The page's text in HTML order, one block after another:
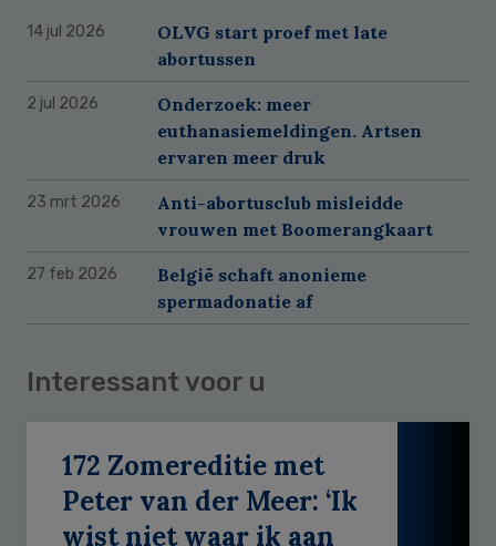
14 jul 2026
OLVG start proef met late
abortussen
2 jul 2026
Onderzoek: meer
euthanasiemeldingen. Artsen
ervaren meer druk
23 mrt 2026
Anti-abortusclub misleidde
vrouwen met Boomerangkaart
27 feb 2026
België schaft anonieme
spermadonatie af
Interessant voor u
172 Zomereditie met
Peter van der Meer: ‘Ik
wist niet waar ik aan